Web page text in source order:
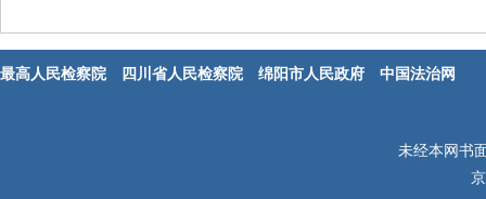
最高人民检察院 四川省人民检察院 绵阳市人民政府 中国法治网
未经本网书